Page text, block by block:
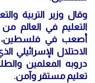
وقال وزير التربية
التعليم في العالم
أصعب في فلسطين،
الاحتلال الإسرائيلي
دروبه المعلمين
تعليم مستقر وآمن.